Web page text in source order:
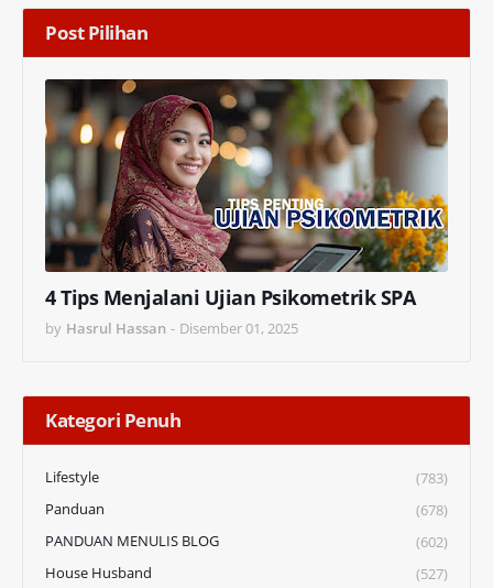
Post Pilihan
4 Tips Menjalani Ujian Psikometrik SPA
by Hasrul Hassan - Disember 01, 2025
Kategori Penuh
Lifestyle
(783)
Panduan
(678)
PANDUAN MENULIS BLOG
(602)
House Husband
(527)